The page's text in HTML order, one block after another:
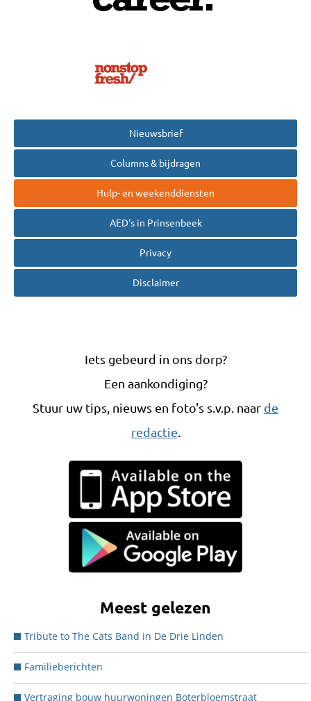
Nieuwsbrief
Columns & bijdragen
Hulp- en weekenddiensten
AED's in Prinsenbeek
Privacy
Disclaimer
Iets gebeurd in ons dorp?
Een aankondiging?
Stuur uw tips, nieuws en foto's s.v.p. naar de
redactie
Meest gelezen
Tribute to The Cats Band in De Drie Linden
Familieberichten
Vertraging bouw huurwoningen Boterbloemstraat